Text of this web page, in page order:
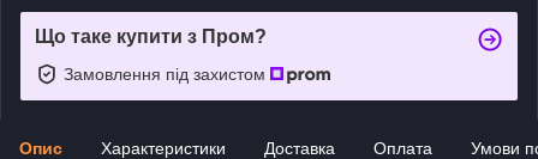
Що таке купити з Пром?
Замовлення під захистом
Опис Характеристики Доставка Оплата Умови